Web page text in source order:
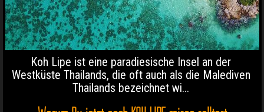
Koh Lipe ist eine paradiesische Insel an der
Westküste Thailands, die oft auch als die Malediven
Thailands bezeichnet wi...